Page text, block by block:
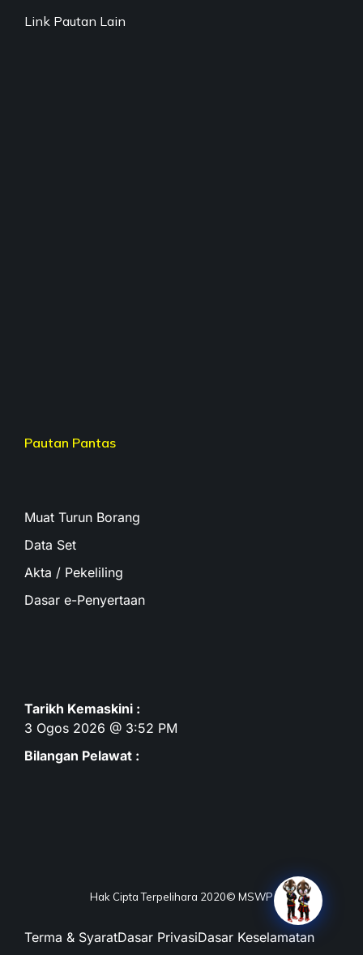
Link Pautan Lain
Pautan Pantas
Muat Turun Borang
Data Set
Akta / Pekeliling
Dasar e-Penyertaan
Tarikh Kemaskini :
3 Ogos 2026 @ 3:52 PM
Bilangan Pelawat :
Hak Cipta Terpelihara 2020© MSWP
Terma & SyaratDasar PrivasiDasar Keselamatan